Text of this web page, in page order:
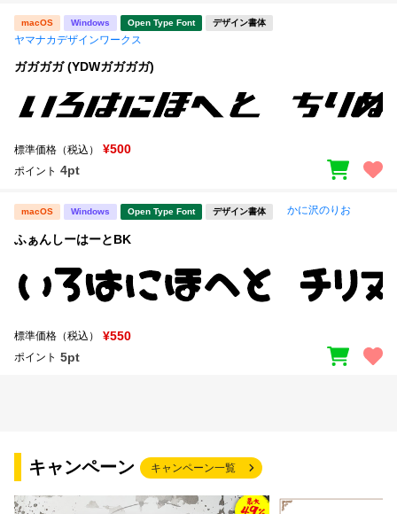
macOS Windows Open Type Font デザイン書体
ヤマナカデザインワークス
ガガガガ (YDWガガガガ)
標準価格（税込） ¥500
ポイント 4pt
macOS Windows Open Type Font デザイン書体 かに沢のりお
ふぁんしーはーとBK
標準価格（税込） ¥550
ポイント 5pt
キャンペーン キャンペーン一覧